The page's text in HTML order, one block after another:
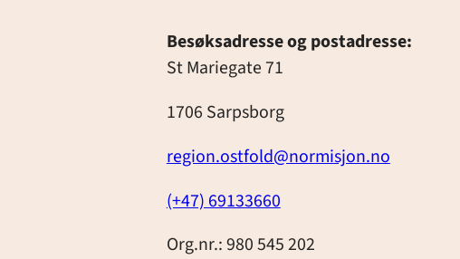
Besøksadresse og postadresse:
St Mariegate 71
1706 Sarpsborg
region.ostfold@normisjon.no
(+47) 69133660
Org.nr.: 980 545 202